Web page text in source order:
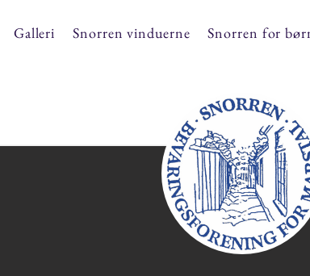
Galleri Snorren vinduerne Snorren for